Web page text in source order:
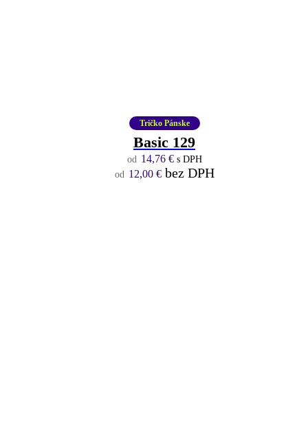
Tričko Pánske
Basic 129
14,76 € s DPH
12,00 €bez DPH